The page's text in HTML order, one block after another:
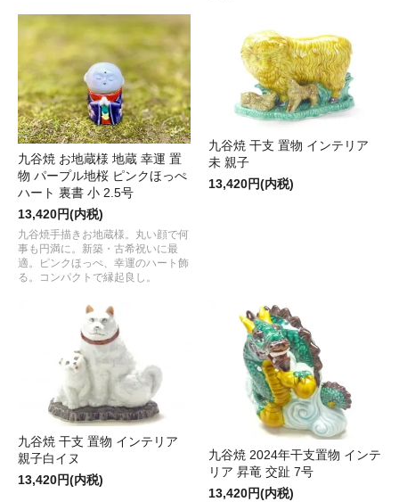
九谷焼 お地蔵様 地蔵 幸運 置
物 パープル地桜 ピンクほっぺ
ハート 裏書 小 2.5号
13,420円(内税)
九谷焼手描きお地蔵様。丸い顔で何
事も円満に。新築・古希祝いに最
適。ピンクほっぺ、幸運のハート飾
る。コンパクトで縁起良し。
九谷焼 干支 置物 インテリア
未 親子
13,420円(内税)
九谷焼 干支 置物 インテリア
親子白イヌ
13,420円(内税)
九谷焼 2024年干支置物 インテ
リア 昇竜 交趾 7号
13,420円(内税)